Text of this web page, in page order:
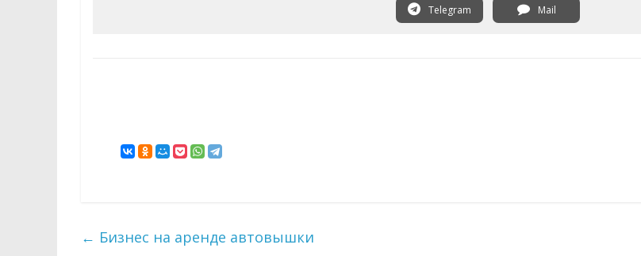
Telegram Mail
← Бизнес на аренде автовышки